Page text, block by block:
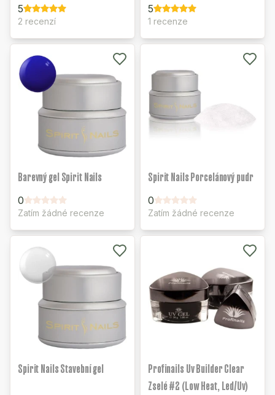
5
2 recenzí
5
1 recenze
Barevný gel Spirit Nails
0
Zatím žádné recenze
Spirit Nails Porcelánový pudr
0
Zatím žádné recenze
Spirit Nails Stavební gel
Profinails Uv Builder Clear
Zselé #2 (Low Heat, Led/Uv)